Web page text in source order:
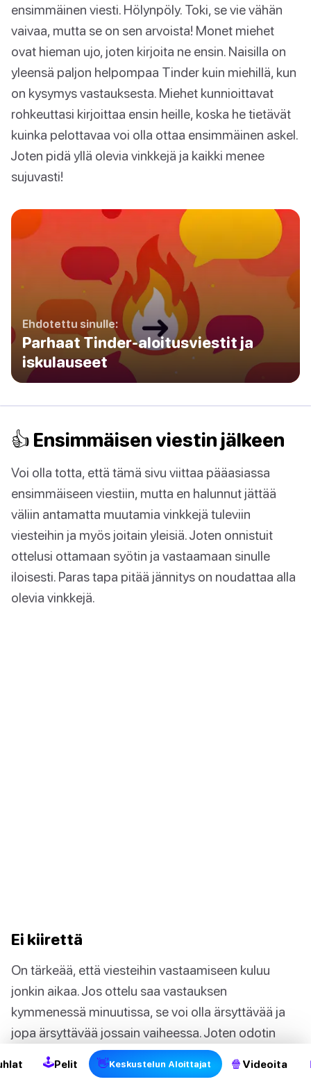
ensimmäinen viesti. Hölynpöly. Toki, se vie vähän
vaivaa, mutta se on sen arvoista! Monet miehet
ovat hieman ujo, joten kirjoita ne ensin. Naisilla on
yleensä paljon helpompaa Tinder kuin miehillä, kun
on kysymys vastauksesta. Miehet kunnioittavat
rohkeuttasi kirjoittaa ensin heille, koska he tietävät
kuinka pelottavaa voi olla ottaa ensimmäinen askel.
Joten pidä yllä olevia vinkkejä ja kaikki menee
sujuvasti!
Ehdotettu sinulle:
Parhaat Tinder-aloitusviestit ja
iskulauseet
👍 Ensimmäisen viestin jälkeen
Voi olla totta, että tämä sivu viittaa pääasiassa
ensimmäiseen viestiin, mutta en halunnut jättää
väliin antamatta muutamia vinkkejä tuleviin
viesteihin ja myös joitain yleisiä. Joten onnistuit
ottelusi ottamaan syötin ja vastaamaan sinulle
iloisesti. Paras tapa pitää jännitys on noudattaa alla
olevia vinkkejä.
Ei kiirettä
On tärkeää, että viesteihin vastaamiseen kuluu
jonkin aikaa. Jos ottelu saa vastauksen
kymmenessä minuutissa, se voi olla ärsyttävää ja
jopa ärsyttävää jossain vaiheessa. Joten odotin
aina vähintään tunnin ennen seuraavan viestisi
lähettämistä. Haluan jopa sanoa, etten koskaan
🕹Pelit 👋Keskustelun Aloittajat 🍿 Videoita